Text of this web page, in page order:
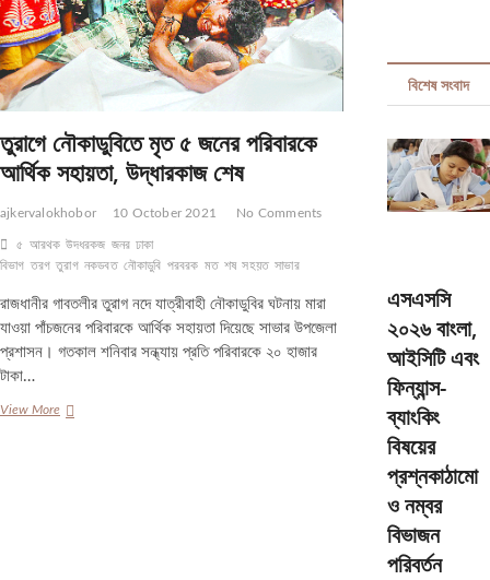
তুরাগে নৌকাডুবিতে মৃত ৫ জনের পরিবারকে
আর্থিক সহায়তা, উদ্ধারকাজ শেষ
ajkervalokhobor 10 October 2021 No Comments
৫ আরথক উদধরকজ জনর ঢাকা
বিভাগ তরগ তুরাগ নকডবত নৌকাডুবি পরবরক মত শষ সহয়ত সাভার
রাজধানীর গাবতলীর তুরাগ নদে যাত্রীবাহী নৌকাডুবির ঘটনায় মারা
যাওয়া পাঁচজনের পরিবারকে আর্থিক সহায়তা দিয়েছে সাভার উপজেলা
প্রশাসন। গতকাল শনিবার সন্ধ্যায় প্রতি পরিবারকে ২০ হাজার
টাকা…
View Moreতুরাগে
বিশেষ সংবাদ
এসএসসি
২০২৬ বাংলা,
আইসিটি এবং
ফিন্যান্স-
ব্যাংকিং
বিষয়ের
প্রশ্নকাঠামো
ও নম্বর
বিভাজন
পরিবর্তন